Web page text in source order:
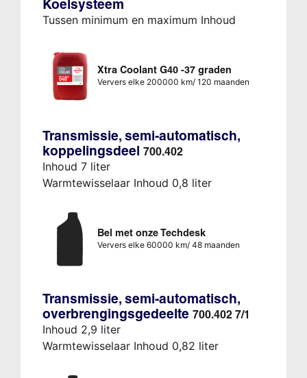
Koelsysteem
Tussen minimum en maximum Inhoud
Xtra Coolant G40 -37 graden
Ververs elke 200000 km/ 120 maanden
Transmissie, semi-automatisch,
koppelingsdeel 700.402
Inhoud 7 liter
Warmtewisselaar Inhoud 0,8 liter
Bel met onze Techdesk
Ververs elke 60000 km/ 48 maanden
Transmissie, semi-automatisch,
overbrengingsgedeelte 700.402 7/1
Inhoud 2,9 liter
Warmtewisselaar Inhoud 0,82 liter